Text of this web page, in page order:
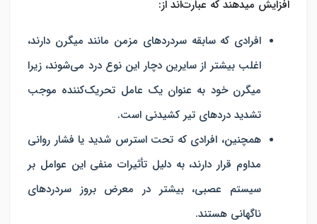
افزایش می‎دهند که عبارت‌اند از:
افرادی که سابقه سردردهای مزمن مانند میگرن دارند،
اغلب بیشتر از سایرین دچار این نوع درد می‌شوند، زیرا
میگرن خود به عنوان یک عامل تحریک‌کننده موجب
تشدید دردهای تیر کشیدنی است.
همچنین، افرادی که تحت استرس شدید یا فشار روانی
مداوم قرار دارند، به دلیل تأثیرات منفی این عوامل بر
سیستم عصبی، بیشتر در معرض بروز سردردهای
ناگهانی هستند.